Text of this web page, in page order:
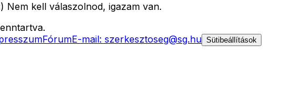
Nem kell válaszolnod, igazam van.
FórumE-mail: szerkesztoseg@sg.hu Sütibeállítások